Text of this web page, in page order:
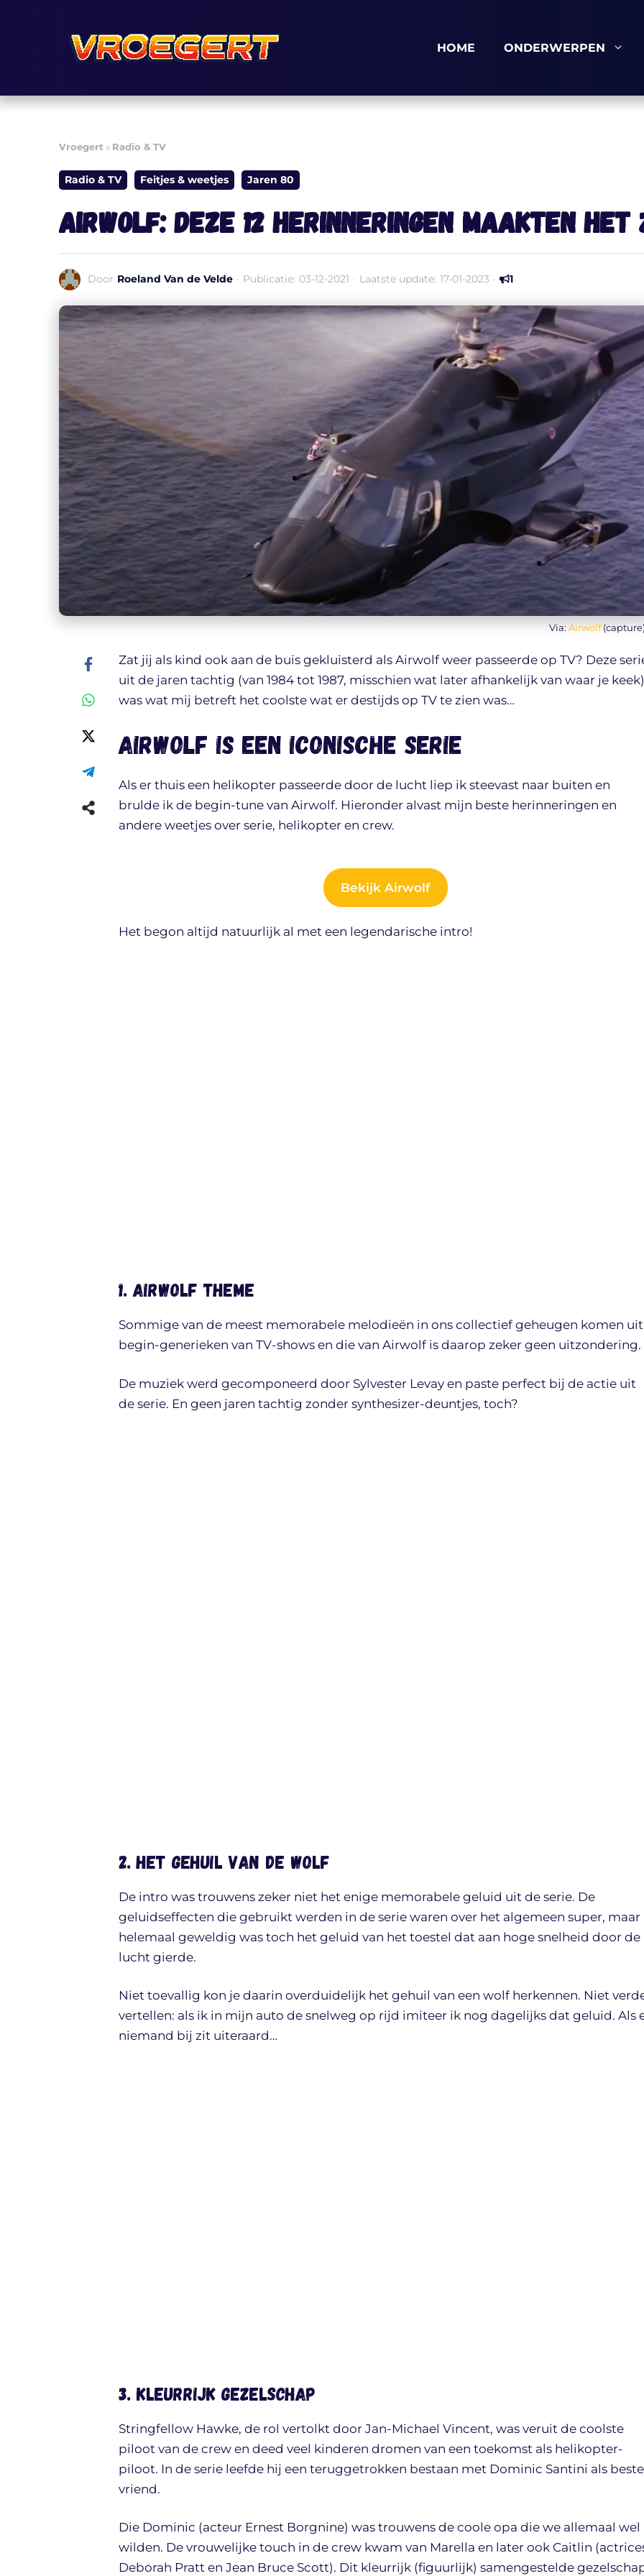
HOME ONDERWERPEN
Vroegert » Radio & TV
Radio & TV Feitjes & weetjes Jaren 80
Airwolf: deze 12 herinneringen maakten het
Door Roeland Van de Velde · Publicatie: 03-12-2021 · Laatste update: 17-01-2023 · 1
Via: Airwolf
Zat jij als kind ook aan de buis gekluisterd als Airwolf weer passeerde op TV? Deze
uit de jaren tachtig (van 1984 tot 1987, misschien wat later afhankelijk van waar je keek)
was wat mij betreft het coolste wat er destijds op TV te zien was…
Airwolf is een iconische serie
Als er thuis een helikopter passeerde door de lucht liep ik steevast naar buiten en
brulde ik de begin-tune van Airwolf. Hieronder alvast mijn beste herinneringen en
andere weetjes over serie, helikopter en crew.
Bekijk Airwolf
Het begon altijd natuurlijk al met een legendarische intro!
1. Airwolf theme
Sommige van de meest memorabele melodieën in ons collectief geheugen komen uit
begin-generieken van TV-shows en die van Airwolf is daarop zeker geen uitzondering.
De muziek werd gecomponeerd door Sylvester Levay en paste perfect bij de actie uit
de serie. En geen jaren tachtig zonder synthesizer-deuntjes, toch?
2. Het gehuil van de wolf
De intro was trouwens zeker niet het enige memorabele geluid uit de serie. De
geluidseffecten die gebruikt werden in de serie waren over het algemeen super, maar
helemaal geweldig was toch het geluid van het toestel dat aan hoge snelheid door de
lucht gierde.
Niet toevallig kon je daarin overduidelijk het gehuil van een wolf herkennen. Niet
vertellen: als ik in mijn auto de snelweg op rijd imiteer ik nog dagelijks dat geluid. Als
niemand bij zit uiteraard…
3. Kleurrijk gezelschap
Stringfellow Hawke, de rol vertolkt door Jan-Michael Vincent, was veruit de coolste
piloot van de crew en deed veel kinderen dromen van een toekomst als helikopter-
piloot. In de serie leefde hij een teruggetrokken bestaan met Dominic Santini als beste
vriend.
Die Dominic (acteur Ernest Borgnine) was trouwens de coole opa die we allemaal wel
wilden. De vrouwelijke touch in de crew kwam van Marella en later ook Caitlin
Deborah Pratt en Jean Bruce Scott). Dit kleurrijk (figuurlijk) samengestelde